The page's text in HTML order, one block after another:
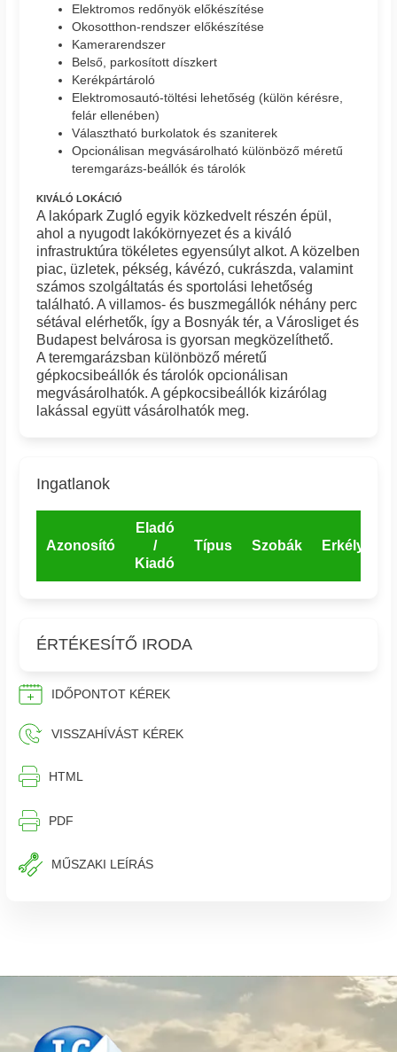
Elektromos redőnyök előkészítése
Okosotthon-rendszer előkészítése
Kamerarendszer
Belső, parkosított díszkert
Kerékpártároló
Elektromosautó-töltési lehetőség (külön kérésre,
felár ellenében)
Választható burkolatok és szaniterek
Opcionálisan megvásárolható különböző méretű
teremgarázs-beállók és tárolók
KIVÁLÓ LOKÁCIÓ
A lakópark Zugló egyik közkedvelt részén épül,
ahol a nyugodt lakókörnyezet és a kiváló
infrastruktúra tökéletes egyensúlyt alkot. A közelben
piac, üzletek, pékség, kávézó, cukrászda, valamint
számos szolgáltatás és sportolási lehetőség
található. A villamos- és buszmegállók néhány perc
sétával elérhetők, így a Bosnyák tér, a Városliget és
Budapest belvárosa is gyorsan megközelíthető.
A teremgarázsban különböző méretű
gépkocsibeállók és tárolók opcionálisan
megvásárolhatók. A gépkocsibeállók kizárólag
lakással együtt vásárolhatók meg.
Ingatlanok
Azonosító
Eladó
/
Kiadó
Típus Szobák Erkély
ÉRTÉKESÍTŐ IRODA
IDŐPONTOT KÉREK
VISSZAHÍVÁST KÉREK
⎙︁ HTML
⎙︁ PDF
MŰSZAKI LEÍRÁS